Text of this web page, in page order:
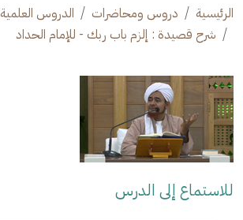
الرئيسية دروس ومحاضرات
الدروس العلمية
شرح قصيدة : إلزم باب ربك - للإمام الحداد
للاستماع إلى الدرس